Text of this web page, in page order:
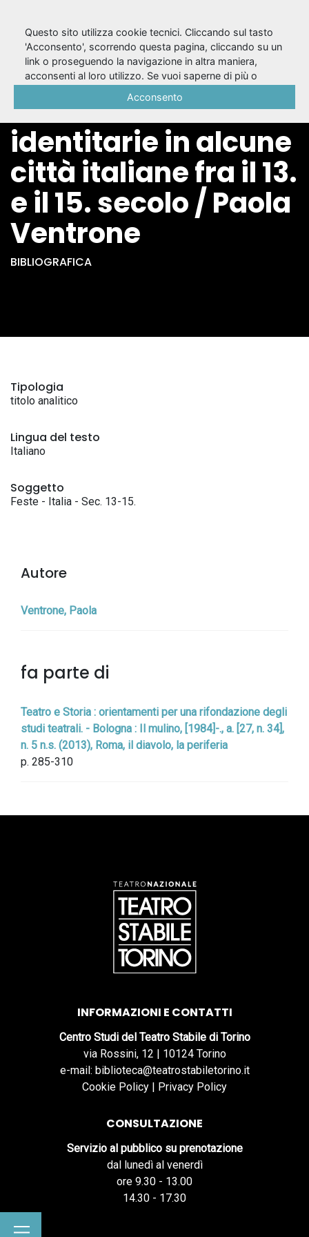
Simbologia e
funzione delle feste
identitarie in alcune
città italiane fra il 13.
e il 15. secolo / Paola
Ventrone
BIBLIOGRAFICA
Tipologia
titolo analitico
Lingua del testo
Italiano
Soggetto
Feste - Italia - Sec. 13-15.
Autore
Ventrone, Paola
fa parte di
Teatro e Storia : orientamenti per una rifondazione degli
studi teatrali. - Bologna : Il mulino, [1984]-., a. [27, n. 34],
n. 5 n.s. (2013), Roma, il diavolo, la periferia
p. 285-310
INFORMAZIONI E CONTATTI
Centro Studi del Teatro Stabile di Torino
via Rossini, 12 | 10124 Torino
e-mail: biblioteca@teatrostabiletorino.it
Cookie Policy | Privacy Policy
CONSULTAZIONE
Servizio al pubblico su prenotazione
dal lunedì al venerdì
ore 9.30 - 13.00
14.30 - 17.30
Questo sito utilizza cookie tecnici. Cliccando sul tasto
'Acconsento', scorrendo questa pagina, cliccando su un
link o proseguendo la navigazione in altra maniera,
acconsenti al loro utilizzo. Se vuoi saperne di più o
Acconsento